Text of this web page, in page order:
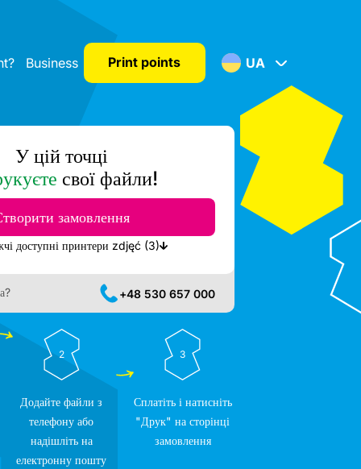
Business Print points UA
У цій точці
свої файли!
замовлення
Показати найближчі доступні принтери zdjęć (3)
+48 530 657 000
2
Додайте файли з
телефону або
надішліть на
електронну пошту
3
Сплатіть і натисніть
"Друк" на сторінці
замовлення